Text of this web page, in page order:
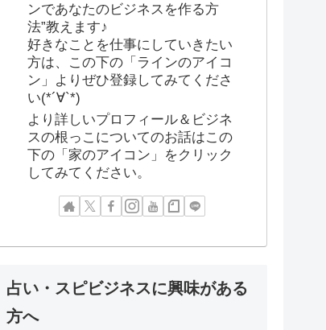
ンであなたのビジネスを作る方
法”教えます♪
好きなことを仕事にしていきたい
方は、この下の「ラインのアイコ
ン」よりぜひ登録してみてくださ
い(*´∀`*)
より詳しいプロフィール＆ビジネ
スの根っこについてのお話はこの
下の「家のアイコン」をクリック
してみてください。
占い・スピビジネスに興味がある
方へ